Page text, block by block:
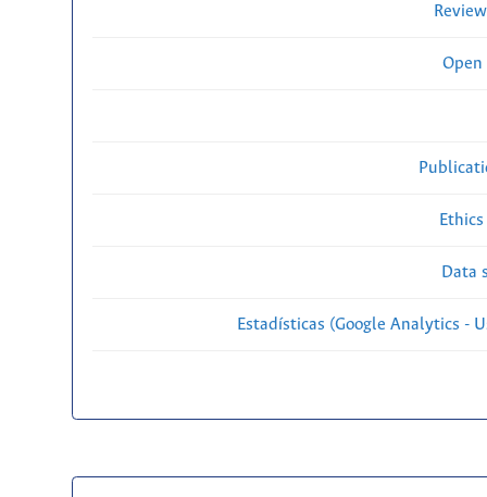
Open
Data
Estadísticas (Google Analytics -